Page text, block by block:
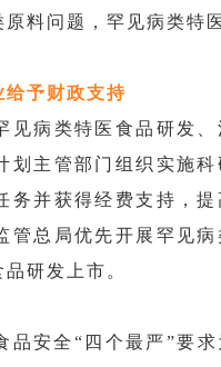
料问题，罕见病类特
给予财政支持
见病类特医食品研发
划主管部门组织实施
务并获得经费支持，
管总局优先开展罕见
研发上市。
品安全“四个最严”要